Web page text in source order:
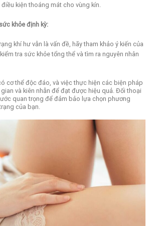
điều kiện thoáng mát cho vùng kín.
khỏe định kỳ:
khí hư vẫn là vấn đề, hãy tham khảo ý kiến của
tra sức khỏe tổng thể và tìm ra nguyên nhân
cơ thể độc đáo, và việc thực hiện các biện pháp
và kiên nhẫn để đạt được hiệu quả. Đối thoại
quan trọng để đảm bảo lựa chọn phương
của bạn.